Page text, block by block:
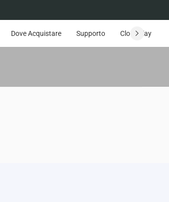
Dove Acquistare Supporto CloudPlay